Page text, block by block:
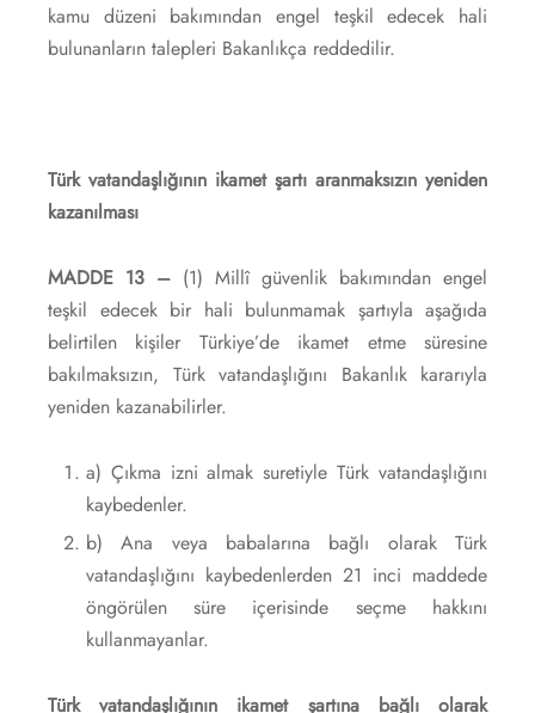
kamu düzeni bakımından engel teşkil edecek hali
bulunanların talepleri Bakanlıkça reddedilir.
Türk vatandaşlığının ikamet şartı aranmaksızın yeniden
kazanılması
MADDE 13 – (1) Millî güvenlik bakımından engel
teşkil edecek bir hali bulunmamak şartıyla aşağıda
belirtilen kişiler Türkiye’de ikamet etme süresine
bakılmaksızın, Türk vatandaşlığını Bakanlık kararıyla
yeniden kazanabilirler.
a) Çıkma izni almak suretiyle Türk vatandaşlığını
kaybedenler.
b) Ana veya babalarına bağlı olarak Türk
vatandaşlığını kaybedenlerden 21 inci maddede
öngörülen süre içerisinde seçme hakkını
kullanmayanlar.
Türk vatandaşlığının ikamet şartına bağlı olarak